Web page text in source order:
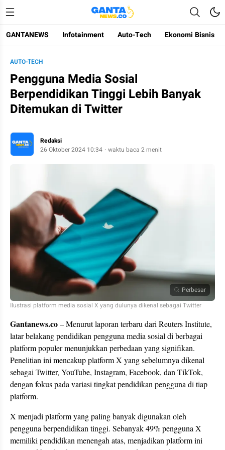
Gantanews
Informasi Membangun Bangsa
GANTANEWS Infotainment Auto-Tech Ekonomi Bisnis
AUTO-TECH
Pengguna Media Sosial
Berpendidikan Tinggi Lebih Banyak
Ditemukan di Twitter
Redaksi
26 Oktober 2024 10:34
waktu baca 2 menit
Perbesar
Ilustrasi platform media sosial X yang dulunya dikenal sebagai Twitter
Gantanews.co– Menurut laporan terbaru dari Reuters Institute,
latar belakang pendidikan pengguna media sosial di berbagai
platform populer menunjukkan perbedaan yang signifikan.
Penelitian ini mencakup platform X yang sebelumnya dikenal
sebagai Twitter, YouTube, Instagram, Facebook, dan TikTok,
dengan fokus pada variasi tingkat pendidikan pengguna di tiap
platform.
X menjadi platform yang paling banyak digunakan oleh
pengguna berpendidikan tinggi. Sebanyak 49% pengguna X
memiliki pendidikan menengah atas, menjadikan platform ini